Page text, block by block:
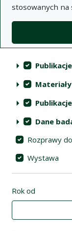
stosowanych
Kolekcje
Lista
Filtry
Akcje na kolekcjach
Kolekcje
Dane
Rozprawy
Wystawa
Rok od